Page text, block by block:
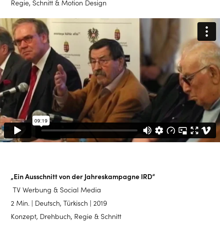
Regie, Schnitt & Motion Design
„Ein Ausschnitt von der Jahreskampagne IRD“
TV Werbung & Social Media
2 Min. | Deutsch, Türkisch | 2019
Konzept, Drehbuch, Regie & Schnitt